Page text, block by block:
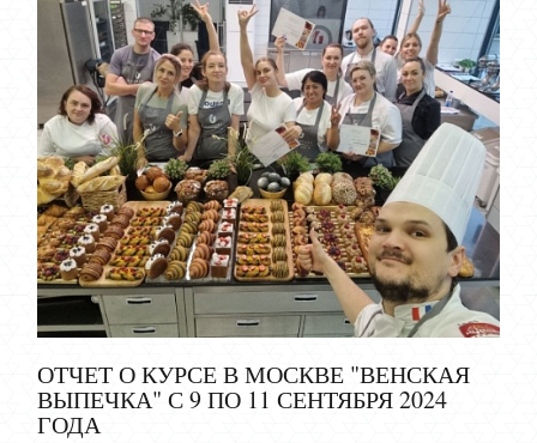
ОТЧЕТ О КУРСЕ В МОСКВЕ "ВЕНСКАЯ
ВЫПЕЧКА" С 9 ПО 11 СЕНТЯБРЯ 2024
ГОДА